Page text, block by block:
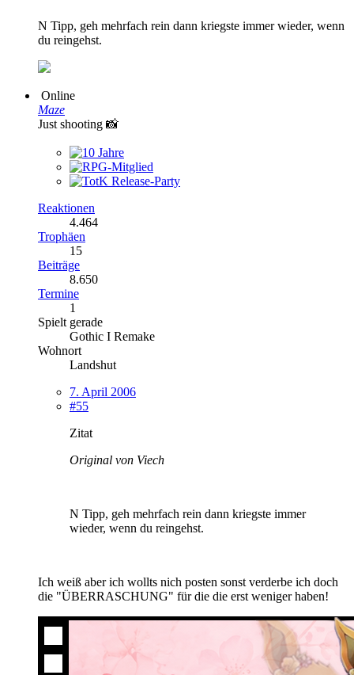
N Tipp, geh mehrfach rein dann kriegste immer wieder, wenn
du reingehst.
Online
Maze
Just shooting 📸
Reaktionen
4.464
Trophäen
15
Beiträge
8.650
Termine
1
Spielt gerade
Gothic I Remake
Wohnort
Landshut
7. April 2006
#55
Zitat
Original von Viech
N Tipp, geh mehrfach rein dann kriegste immer
wieder, wenn du reingehst.
Ich weiß aber ich wollts nich posten sonst verderbe ich doch
die "ÜBERRASCHUNG" für die die erst weniger haben!